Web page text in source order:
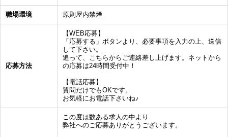
職場環境 原則屋内禁煙
応募方法
【WEB応募】
「応募する」ボタンより、必要事項を入力の上、送信
して下さい。
追って、こちらからご連絡差し上げます。ネットから
の応募は24時間受付中！
【電話応募】
質問だけでもOKです。
お気軽にお電話下さいね♪
この度は数ある求人の中より
弊社へのご応募ありがとうございます。